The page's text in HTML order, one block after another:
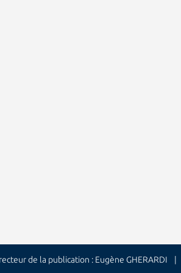
de la publication : Eugène GHERARDI |